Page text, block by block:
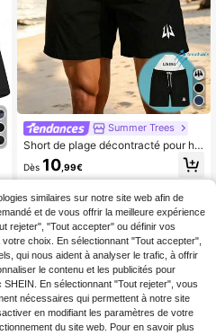
Summer Trees
Short de plage décontracté pour ho
mme, style hawaïen, noir, imprimé m
inimaliste, taille élastique avec cord
on de serrage, poches obliques, mo
de vacances
Dès 10,99€
similaires sur notre site web afin de
et de vous offrir la meilleure expérience
rejeter", "Tout accepter" ou définir vos
choix. En sélectionnant "Tout accepter",
qui nous aident à analyser le trafic, à offrir
le contenu et les publicités pour
En sélectionnant "Tout rejeter", vous
nécessaires qui permettent à notre site
en modifiant les paramètres de votre
du site web. Pour en savoir plus